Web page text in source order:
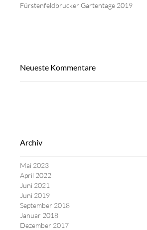
Fürstenfeldbrucker Gartentage 2019
Neueste Kommentare
Archiv
Mai 2023
April 2022
Juni 2021
Juni 2019
September 2018
Januar 2018
Dezember 2017